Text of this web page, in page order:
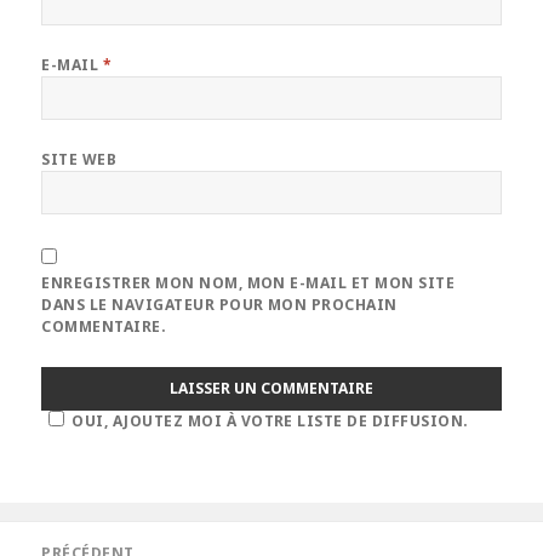
E-MAIL *
SITE WEB
ENREGISTRER MON NOM, MON E-MAIL ET MON SITE
DANS LE NAVIGATEUR POUR MON PROCHAIN
COMMENTAIRE.
OUI, AJOUTEZ MOI À VOTRE LISTE DE DIFFUSION.